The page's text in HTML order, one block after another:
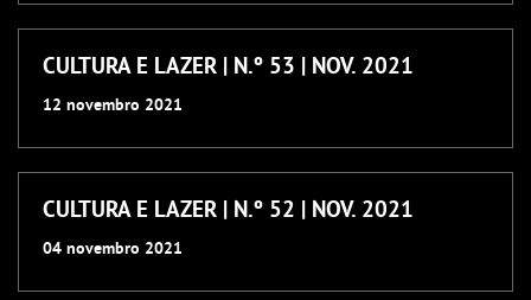
CULTURA E LAZER | N.º 53 | NOV. 2021
12 novembro 2021
CULTURA E LAZER | N.º 52 | NOV. 2021
04 novembro 2021